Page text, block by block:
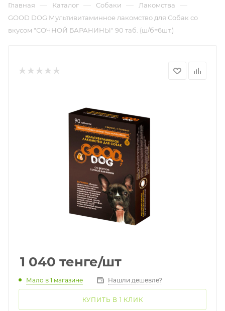
Главная — Каталог — Собаки — Лакомства —
GOOD DOG Мультивитаминное лакомcтво для Собак со
вкусом "СОЧНОЙ БАРАНИНЫ" 90 таб. (ш/б=6шт.)
1 040 тенге/шт
Мало в 1 магазине Нашли дешевле?
КУПИТЬ В 1 КЛИК